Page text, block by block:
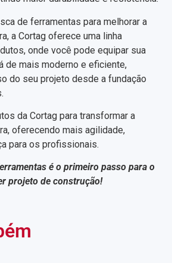
de ferramentas para melhorar a
a Cortag oferece uma linha
onde você pode equipar sua
de mais moderno e eficiente,
do seu projeto desde a fundação
da Cortag para transformar a
oferecendo mais agilidade,
para os profissionais.
é o primeiro passo para o
projeto de construção!